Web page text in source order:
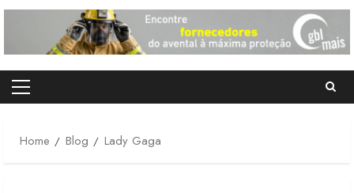
Primary
Home
Blog Lady Gaga